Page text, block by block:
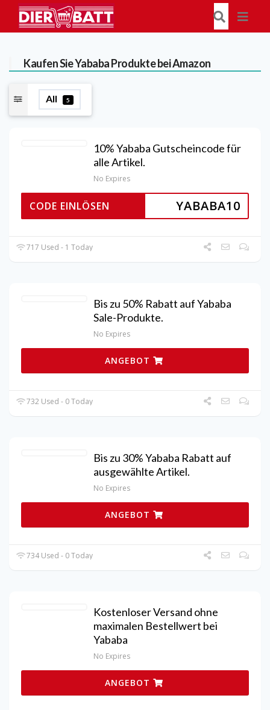
Kaufen Sie Yababa Produkte bei Amazon
All 5
10% Yababa Gutscheincode für
alle Artikel.
No Expires
YABABA10
CODE EINLÖSEN
717 Used - 1 Today
Bis zu 50% Rabatt auf Yababa
Sale-Produkte.
No Expires
ANGEBOT
732 Used - 0 Today
Bis zu 30% Yababa Rabatt auf
ausgewählte Artikel.
No Expires
ANGEBOT
734 Used - 0 Today
Kostenloser Versand ohne
maximalen Bestellwert bei
Yababa
No Expires
ANGEBOT